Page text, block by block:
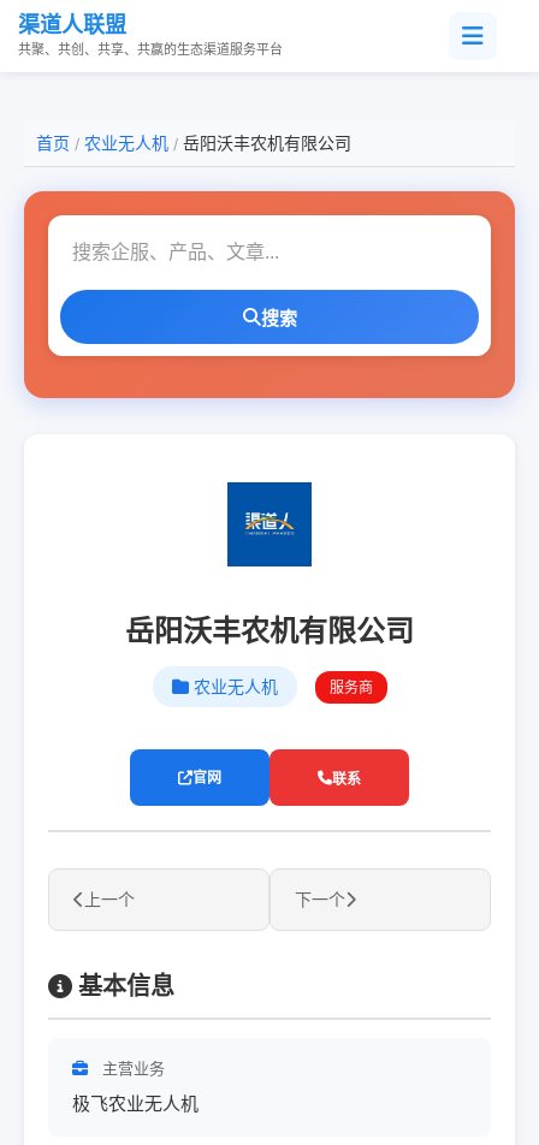
渠道人联盟
共聚、共创、共享、共赢的生态渠道服务平台
首页 / 农业无人机 / 岳阳沃丰农机有限公司
搜索
岳阳沃丰农机有限公司
农业无人机 服务商
官网 联系
上一个 下一个
基本信息
主营业务
极飞农业无人机